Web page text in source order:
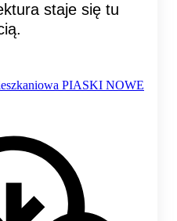
staje się tu
PIASKI NOWE